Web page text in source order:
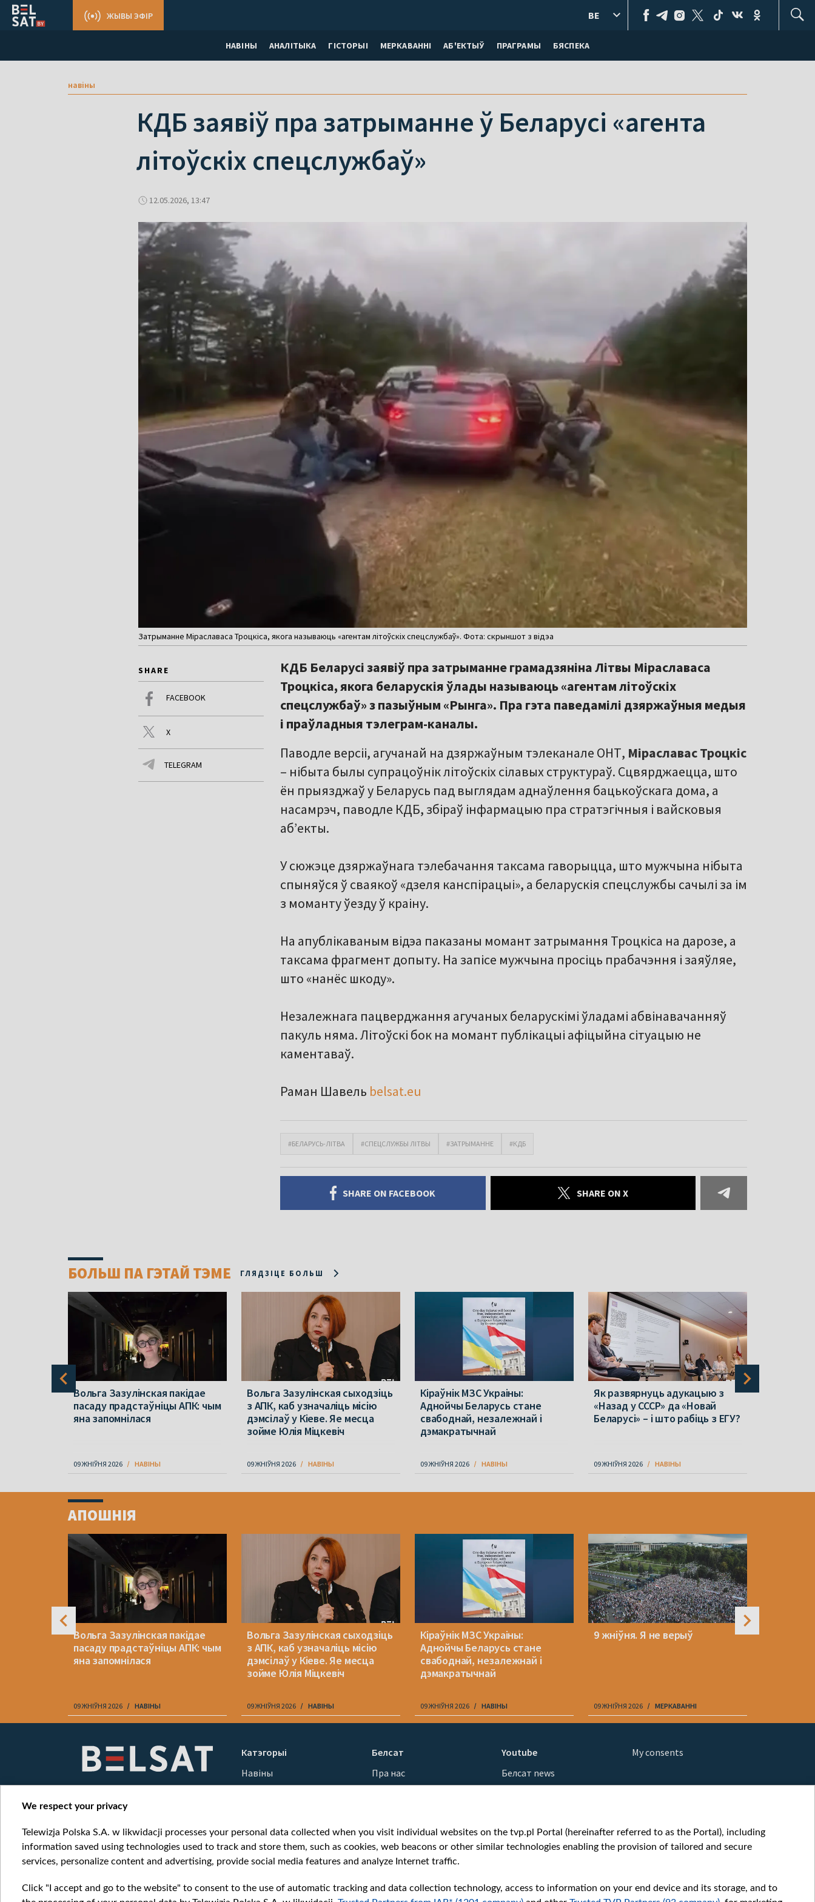
НАВІНЫ АНАЛІТЫКА ГІСТОРЫІ МЕРКАВАННI АБ'ЕКТЫЎ ПРАГРАМЫ БЯСПЕКА
ЖЫВЫ ЭФІР BE
навіны
КДБ заявіў пра затрыманне ў Беларусі «агента
літоўскіх спецслужбаў»
12.05.2026, 13:47
Затрыманне Міраславаса Троцкіса, якога называюць «агентам літоўскіх спецслужбаў». Фота: скрыншот з відэа
SHARE
FACEBOOK
X
TELEGRAM
КДБ Беларусі заявіў пра затрыманне грамадзяніна Літвы Міраславаса
Троцкіса, якога беларускія ўлады называюць «агентам літоўскіх
спецслужбаў» з пазыўным «Рынга». Пра гэта паведамілі дзяржаўныя медыя
і праўладныя тэлеграм-каналы.
Паводле версіі, агучанай на дзяржаўным тэлеканале ОНТ, Міраславас Троцкіс
– нібыта былы супрацоўнік літоўскіх сілавых структураў. Сцвярджаецца, што
ён прыязджаў у Беларусь пад выглядам аднаўлення бацькоўскага дома, а
насамрэч, паводле КДБ, збіраў інфармацыю пра стратэгічныя і вайсковыя
аб’екты.
У сюжэце дзяржаўнага тэлебачання таксама гаворыцца, што мужчына нібыта
спыняўся ў сваякоў «дзеля канспірацыі», а беларускія спецслужбы сачылі за ім
з моманту ўезду ў краіну.
На апублікаваным відэа паказаны момант затрымання Троцкіса на дарозе, а
таксама фрагмент допыту. На запісе мужчына просіць прабачэння і заяўляе,
што «нанёс шкоду».
Незалежнага пацверджання агучаных беларускімі ўладамі абвінавачанняў
пакуль няма. Літоўскі бок на момант публікацыі афіцыйна сітуацыю не
каментаваў.
Раман Шавель belsat.eu
#БЕЛАРУСЬ-ЛІТВА #СПЕЦСЛУЖБЫ ЛІТВЫ #ЗАТРЫМАННЕ #КДБ
SHARE ON FACEBOOK SHARE ON X
БОЛЬШ ПА ГЭТАЙ ТЭМЕ ГЛЯДЗІЦЕ БОЛЬШ
Вольга Зазулінская пакідае
пасаду прадстаўніцы АПК: чым
яна запомнілася
09 ЖНІЎНЯ 2026 НАВІНЫ
Вольга Зазулінская сыходзіць
з АПК, каб узначаліць місію
дэмсілаў у Кіеве. Яе месца
зойме Юлія Міцкевіч
09 ЖНІЎНЯ 2026 НАВІНЫ
Кіраўнік МЗС Украіны:
Аднойчы Беларусь стане
свабоднай, незалежнай і
дэмакратычнай
09 ЖНІЎНЯ 2026 НАВІНЫ
Як развярнуць адукацыю з
«Назад у СССР» да «Новай
Беларусі» – і што рабіць з ЕГУ?
09 ЖНІЎНЯ 2026 НАВІНЫ
ofАПОШНІЯ
Вольга Зазулінская пакідае
пасаду прадстаўніцы АПК: чым
яна запомнілася
09 ЖНІЎНЯ 2026 НАВІНЫ
Вольга Зазулінская сыходзіць
з АПК, каб узначаліць місію
дэмсілаў у Кіеве. Яе месца
зойме Юлія Міцкевіч
09 ЖНІЎНЯ 2026 НАВІНЫ
Кіраўнік МЗС Украіны:
Аднойчы Беларусь стане
свабоднай, незалежнай і
дэмакратычнай
09 ЖНІЎНЯ 2026 НАВІНЫ
9 жніўня. Я не верыў
09 ЖНІЎНЯ 2026 МЕРКАВАННI
Катэгорыі
Навіны
Вайна
Белсат
Пра нас
Кантакты
Як нас глядзець
Узнагароды
Міжнародная супраца
Ціск з боку ўладаў
Беларусі
Youtube
Белсат news
Белсат Shorts
Belsat English
Biełsat PL
Белсат History
Белсат Music
My consents
We respect your privacy
Telewizja Polska S.A. w likwidacji processes your personal data collected when you visit individual websites on the tvp.pl Portal (hereinafter referred to as the Portal), including
information saved using technologies used to track and store them, such as cookies, web beacons or other similar technologies enabling the provision of tailored and secure
services, personalize content and advertising, provide social media features and analyze Internet traffic.
Click "I accept and go to the website" to consent to the use of automatic tracking and data collection technology, access to information on your end device and its storage, and to